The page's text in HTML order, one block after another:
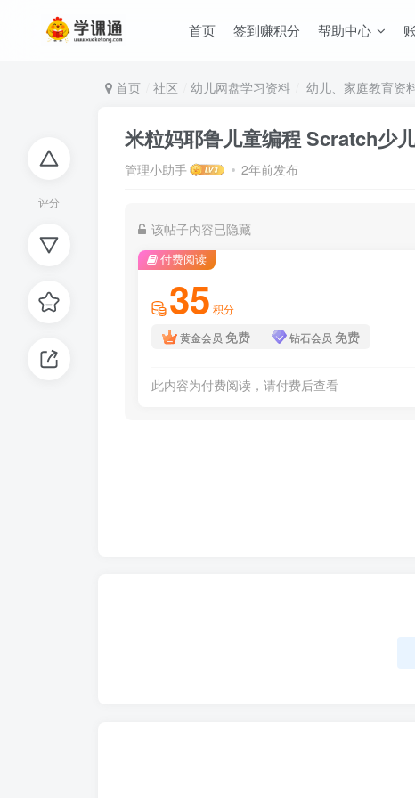
首页 签到赚积分 帮助中心
评分
首页 社区 幼儿网盘学习资料 幼儿、家庭教育资
米粒妈耶鲁儿童编程 Scratch少
管理小助手 2年前发布
该帖子内容已隐藏
付费阅读
35 积分
黄金会员 免费 钻石会员 免费
此内容为付费阅读，请付费后查看